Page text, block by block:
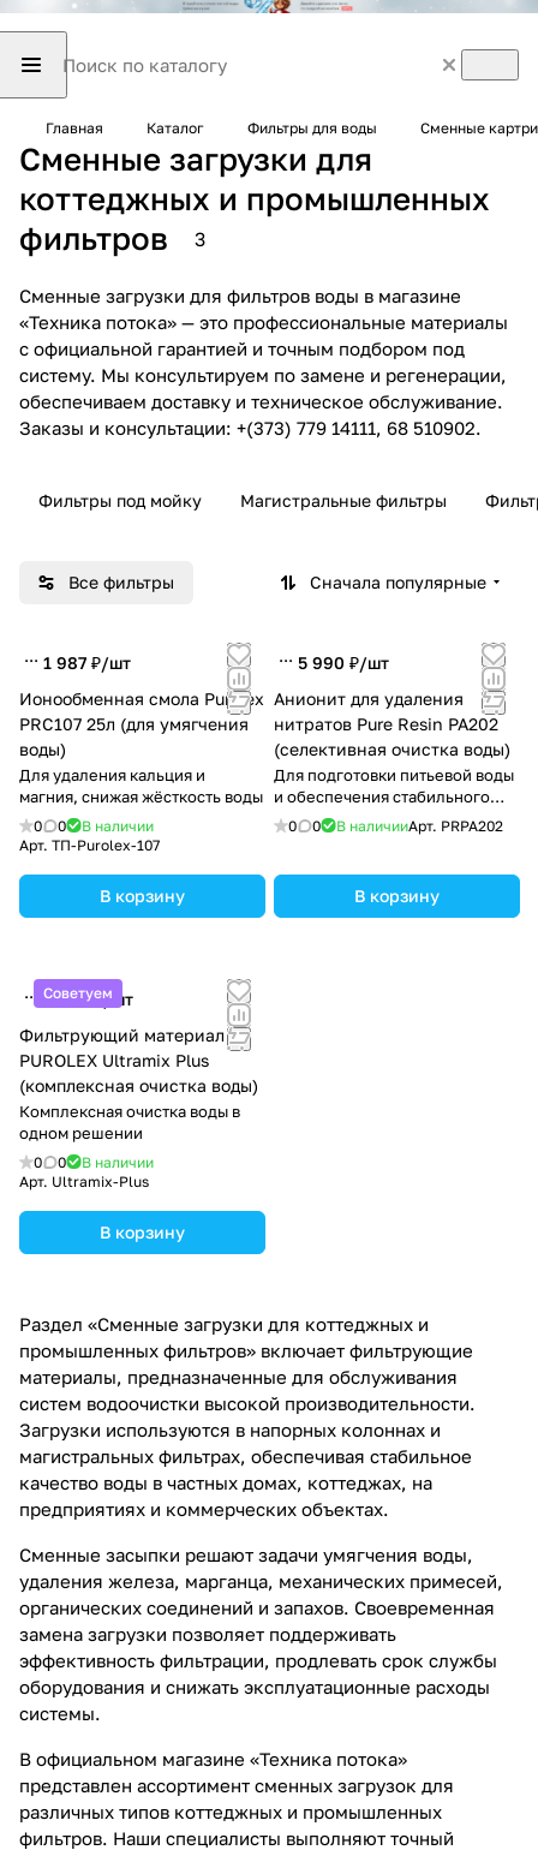
Главная Каталог Фильтры для воды Сменные
Сменные загрузки для
коттеджных и промышленных
фильтров
3
Сменные загрузки для фильтров воды в магазине
«Техника потока» — это профессиональные материалы
с официальной гарантией и точным подбором под
систему. Мы консультируем по замене и регенерации,
обеспечиваем доставку и техническое обслуживание.
Заказы и консультации: +(373) 779 14111, 68 510902.
Фильтры под мойку Магистральные фильтры
Все фильтры Сначала популярные
1 987 ₽/шт
Ионообменная смола Purolex
PRC107 25л (для умягчения
воды)
Для удаления кальция и
магния, снижая жёсткость воды
0 0
В наличии
Арт. ТП-Purolex-107
В корзину
5 990 ₽/шт
Анионит для удаления
нитратов Pure Resin PA202
(селективная очистка воды)
Для подготовки питьевой воды
и обеспечения стабильного
качества воды.
0 0 В наличииАрт. PRPA202
В корзину
Советуем
2 993 ₽/ шт
Фильтрующий материал
PUROLEX Ultramix Plus
(комплексная очистка воды)
Комплексная очистка воды в
одном решении
0 0
В наличии
Арт. Ultramix-Plus
В корзину
Раздел «Сменные загрузки для коттеджных и
промышленных фильтров» включает фильтрующие
материалы, предназначенные для обслуживания
систем водоочистки высокой производительности.
Загрузки используются в напорных колоннах и
магистральных фильтрах, обеспечивая стабильное
качество воды в частных домах, коттеджах, на
предприятиях и коммерческих объектах.
Сменные засыпки решают задачи умягчения воды,
удаления железа, марганца, механических примесей,
органических соединений и запахов. Своевременная
замена загрузки позволяет поддерживать
эффективность фильтрации, продлевать срок службы
оборудования и снижать эксплуатационные расходы
системы.
В официальном магазине «Техника потока»
представлен ассортимент сменных загрузок для
различных типов коттеджных и промышленных
фильтров. Наши специалисты выполняют точный